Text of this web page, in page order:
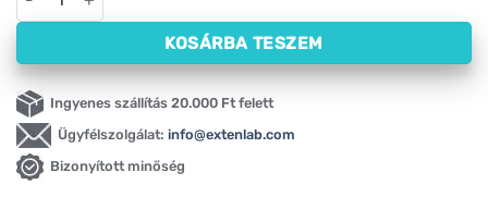
KOSÁRBA TESZEM
Ingyenes szállítás 20.000 Ft felett
Ügyfélszolgálat: info@extenlab.com
Bizonyított minőség